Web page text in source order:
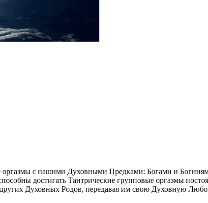
оргазмы с нашими Духовными Предками: Богами и
достигать Тантрические групповые оргазмы
Духовных Родов, передавая им свою Духовную